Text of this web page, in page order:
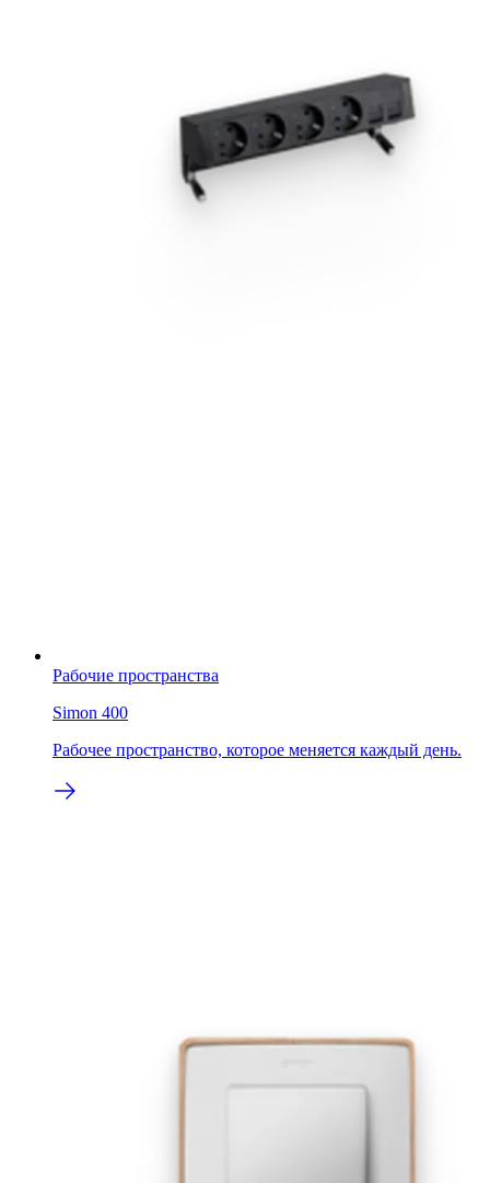
Рабочие пространства
Simon 400
Рабочее пространство, которое меняется каждый день.